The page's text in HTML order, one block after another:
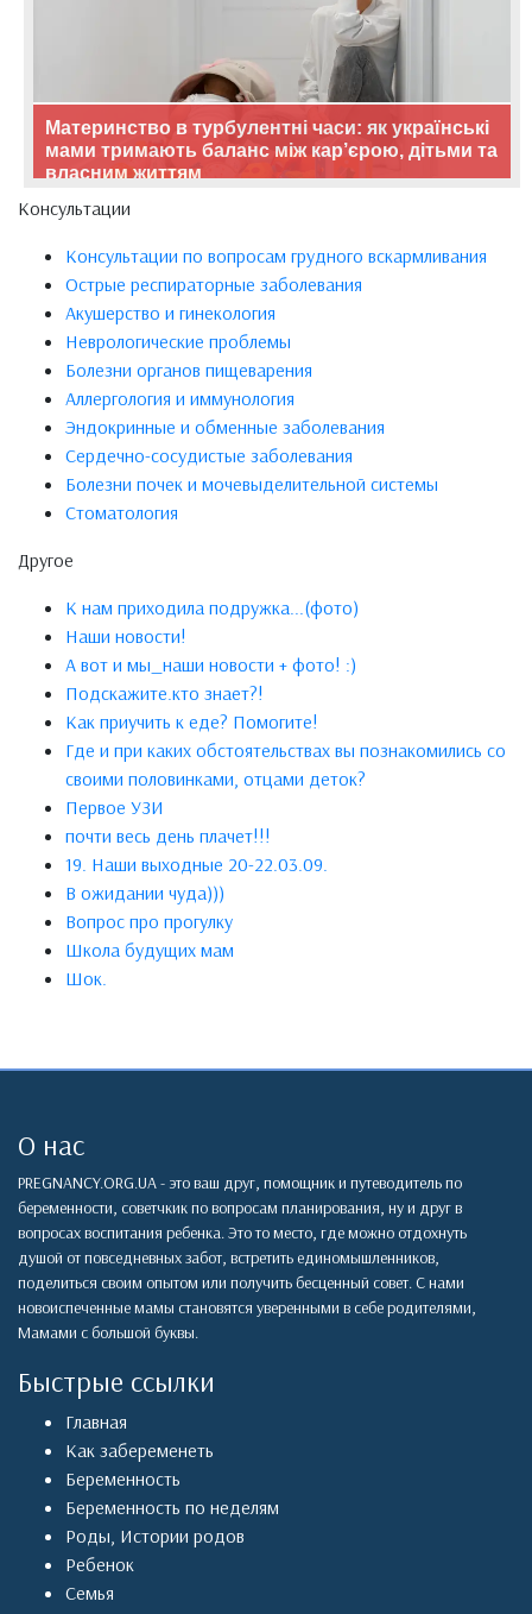
Материнство в турбулентні часи: як українські
мами тримають баланс між кар’єрою, дітьми та
власним життям
Консультации
Консультации по вопросам грудного вскармливания
Острые респираторные заболевания
Акушерство и гинекология
Неврологические проблемы
Болезни органов пищеварения
Аллергология и иммунология
Эндокринные и обменные заболевания
Сердечно-сосудистые заболевания
Болезни почек и мочевыделительной системы
Стоматология
Другое
К нам приходила подружка...(фото)
Наши новости!
А вот и мы_наши новости + фото! :)
Подскажите.кто знает?!
Как приучить к еде? Помогите!
Где и при каких обстоятельствах вы познакомились со
своими половинками, отцами деток?
Первое УЗИ
почти весь день плачет!!!
19. Наши выходные 20-22.03.09.
В ожидании чуда)))
Вопрос про прогулку
Школа будущих мам
Шок.
О нас
PREGNANCY.ORG.UA - это ваш друг, помощник и путеводитель по
беременности, советчкик по вопросам планирования, ну и друг в
вопросах воспитания ребенка. Это то место, где можно отдохнуть
душой от повседневных забот, встретить единомышленников,
поделиться своим опытом или получить бесценный совет. С нами
новоиспеченные мамы становятся уверенными в себе родителями,
Мамами с большой буквы.
Быстрые ссылки
Главная
Как забеременеть
Беременность
Беременность по неделям
Роды, Истории родов
Ребенок
Семья